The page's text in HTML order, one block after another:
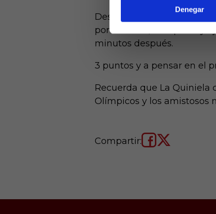
Denegar
Después, se pudo
portero rival, aunque el ya
minutos después.
3 puntos y a pensar en el
Recuerda que La Quiniela
Olímpicos y los amistosos
Compartir: